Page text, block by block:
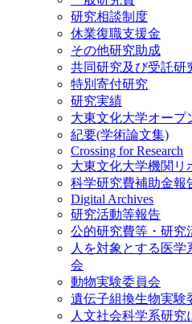
研究相談制度
休業復職支援金
その他研究助成
共同研究及び受託研
特別寄付研究
研究実績
大東文化大学オープ
紀要(学術論文集)
Crossing for Research
大東文化大学機関リ
科学研究費補助金報
Digital Archives
研究活動等報告
公的研究費等・研究
人を対象とする医学
会
動物実験委員会
遺伝子組換生物実験
人文社会科学系研